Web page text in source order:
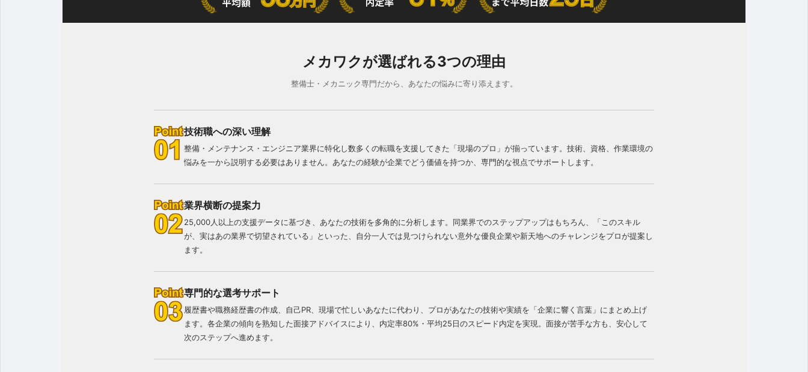
メカワクが選ばれる3つの理由
整備士・メカニック専門だから、あなたの悩みに寄り添えます。
技術職への深い理解
整備・メンテナンス・エンジニア業界に特化し数多くの転職を支援してきた「現場のプロ」が揃っています。技術、資格、作業環境の
悩みを一から説明する必要はありません。あなたの経験が企業でどう価値を持つか、専門的な視点でサポートします。
業界横断の提案力
25,000人以上の支援データに基づき、あなたの技術を多角的に分析します。同業界でのステップアップはもちろん、「このスキル
が、実はあの業界で切望されている」といった、自分一人では見つけられない意外な優良企業や新天地へのチャレンジをプロが提案し
ます。
専門的な選考サポート
履歴書や職務経歴書の作成、自己PR、現場で忙しいあなたに代わり、プロがあなたの技術や実績を「企業に響く言葉」にまとめ上げ
ます。各企業の傾向を熟知した面接アドバイスにより、内定率80%・平均25日のスピード内定を実現。面接が苦手な方も、安心して
次のステップへ進めます。